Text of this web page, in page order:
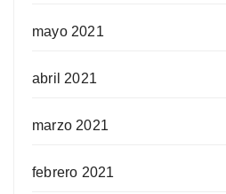
mayo 2021
abril 2021
marzo 2021
febrero 2021